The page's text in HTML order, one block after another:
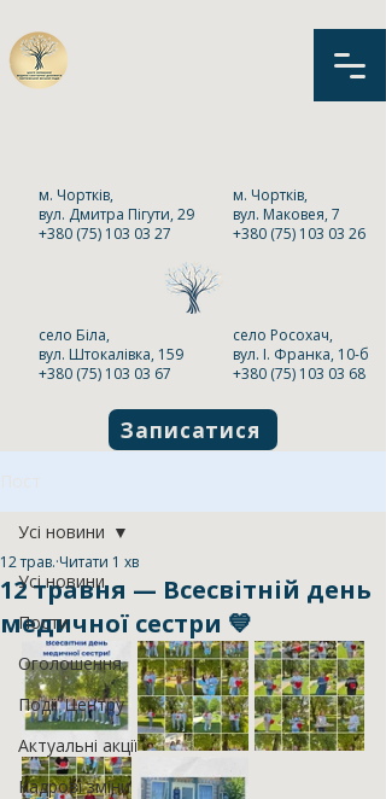
м. Чортків,
вул. Дмитра Пігути, 29
+380 (75) 103 03 27
м. Чортків,
вул. Маковея, 7
+380 (75) 103 03 26
село Біла,
вул. Штокалівка, 159
+380 (75) 103 03 67
село Росохач,
вул. І. Франка, 10-б
+380 (75) 103 03 68
Записатися
Пост
Усі новини
Пости
Оголошення
Події Центру
Актуальні акції
Кадрові зміни
Усі новини
12 травня — Всесвітній день
медичної сестри 💙
12 трав. Читати 1 хв